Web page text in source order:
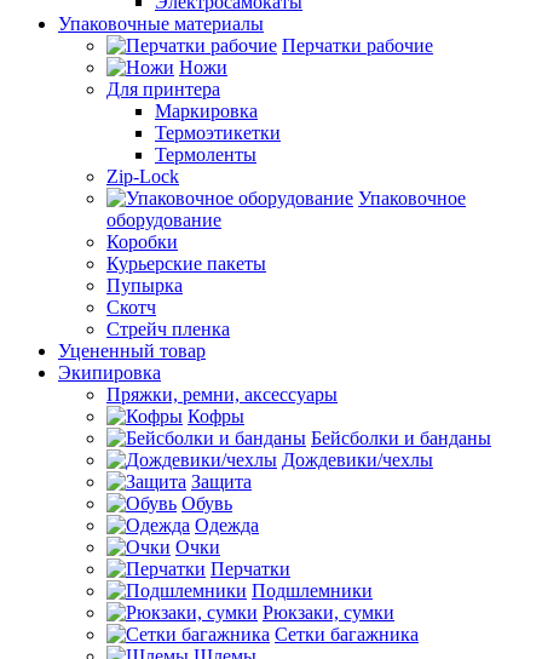
Упаковочные материалы
Перчатки рабочие
Ножи
Для принтера
Маркировка
Термоэтикетки
Термоленты
Zip-Lock
Упаковочное
оборудование
Коробки
Курьерские пакеты
Пупырка
Скотч
Стрейч пленка
Уцененный товар
Экипировка
Пряжки, ремни, аксессуары
Кофры
Бейсболки и банданы
Дождевики/чехлы
Защита
Обувь
Одежда
Очки
Перчатки
Подшлемники
Рюкзаки, сумки
Сетки багажника